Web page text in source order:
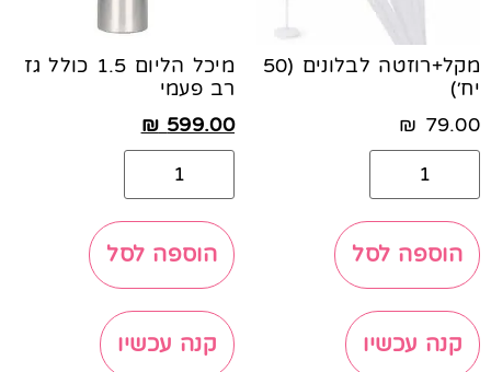
מקל+רוזטה לבלונים (50
יח׳)
79.00
₪
הוספה לסל
קנה עכשיו
מיכל הליום 1.5 כולל גז
רב פעמי
599.00
₪
הוספה לסל
קנה עכשיו